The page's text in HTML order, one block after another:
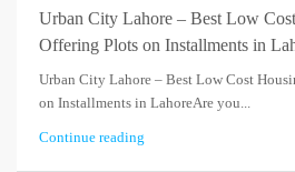
Urban City Lahore – Best Low
Offering Plots on Installments in
Urban City Lahore – Best Low Cost
on Installments in LahoreAre you...
Continue reading